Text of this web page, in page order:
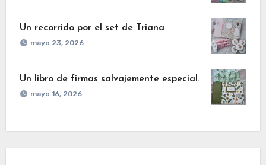
Un recorrido por el set de Triana
mayo 23, 2026
Un libro de firmas salvajemente especial.
mayo 16, 2026